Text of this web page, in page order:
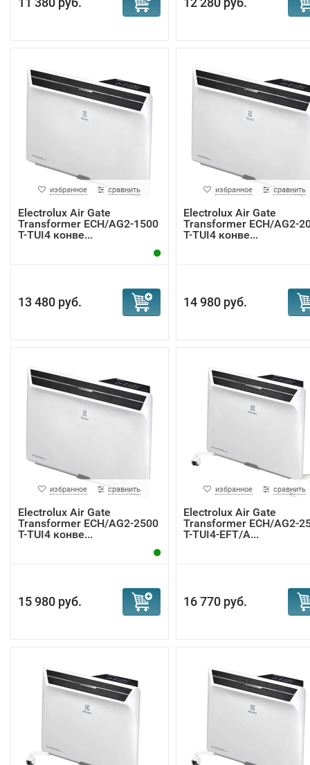
избранное сравнить
Electrolux Air Gate
Transformer ECH/AG2-1500
T-TUI4 конве...
13 480 руб.
избранное сравнить
Electrolux Air Gate
Transformer ECH/AG2-
T-TUI4 конве...
14 980 руб.
избранное сравнить
Electrolux Air Gate
Transformer ECH/AG2-2500
T-TUI4 конве...
15 980 руб.
избранное сравнить
Electrolux Air Gate
Transformer ECH/AG2-
T-TUI4-EFT/A...
16 770 руб.